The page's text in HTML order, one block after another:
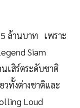
ล้านบาท เพราะ
Siam
เสิร์ตระดับชาติ
ทั้งต่างชาติและ
Loud